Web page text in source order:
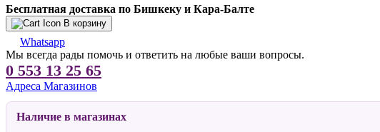
Бесплатная доставка по Бишкеку и Кара-Балте
В корзину
Whatsapp
Мы всегда рады помочь и ответить на любые ваши вопросы.
0 553 13 25 65
Адреса Магазинов
Наличие в магазинах